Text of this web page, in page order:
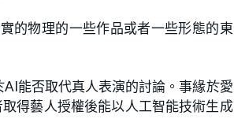
的物理的一些作品或者一些形態的東
能否取代真人表演的討論。事緣於愛
得藝人授權後能以人工智能技術生成